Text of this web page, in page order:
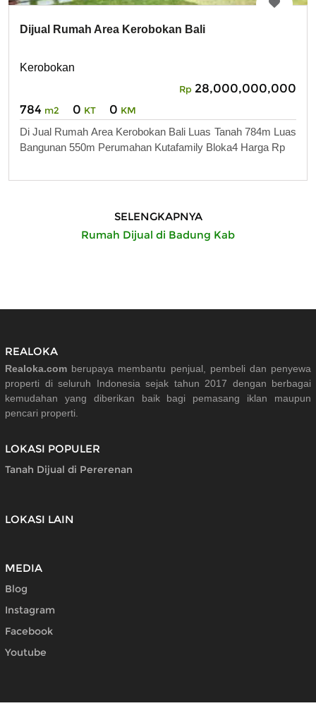
Dijual Rumah Area Kerobokan Bali
Kerobokan
Rp 28,000,000,000
784 m2 0 KT 0 KM
Di Jual Rumah Area Kerobokan Bali Luas Tanah 784m Luas
Bangunan 550m Perumahan Kutafamily Bloka4 Harga Rp
SELENGKAPNYA
Rumah Dijual di Badung Kab
REALOKA
Realoka.com berupaya membantu penjual, pembeli dan penyewa
properti di seluruh Indonesia sejak tahun 2017 dengan berbagai
kemudahan yang diberikan baik bagi pemasang iklan maupun
pencari properti.
LOKASI POPULER
Tanah Dijual di Pererenan
LOKASI LAIN
MEDIA
Blog
Instagram
Facebook
Youtube